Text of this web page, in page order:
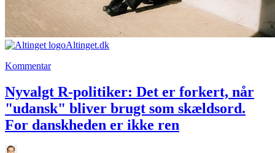
Altinget.dk
Kommentar
Nyvalgt R-politiker: Det er forkert, når
"udansk" bliver brugt som skældsord.
For danskheden er ikke ren